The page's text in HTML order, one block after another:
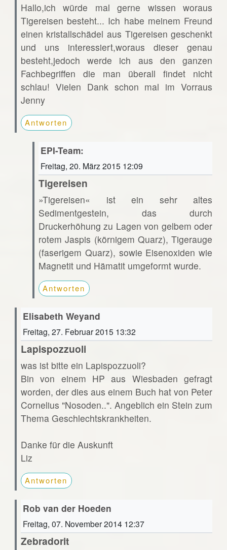
Hallo,ich würde mal gerne wissen woraus
Tigereisen besteht... Ich habe meinem Freund
einen kristallschädel aus Tigereisen geschenkt
und uns interessiert,woraus dieser genau
besteht,jedoch werde ich aus den ganzen
Fachbegriffen die man überall findet nicht
schlau! Vielen Dank schon mal im Vorraus
Jenny
Antworten
EPI-Team:
Freitag, 20. März 2015 12:09
Tigereisen
»Tigereisen« ist ein sehr altes
Sedimentgestein, das durch
Druckerhöhung zu Lagen von gelbem oder
rotem Jaspis (körnigem Quarz), Tigerauge
(faserigem Quarz), sowie Eisenoxiden wie
Magnetit und Hämatit umgeformt wurde.
Antworten
Elisabeth Weyand
Freitag, 27. Februar 2015 13:32
Lapispozzuoli
was ist bitte ein Lapispozzuoli?
Bin von einem HP aus Wiesbaden gefragt
worden, der dies aus einem Buch hat von Peter
Cornelius "Nosoden..". Angeblich ein Stein zum
Thema Geschlechtskrankheiten.
Danke für die Auskunft
Liz
Antworten
Rob van der Hoeden
Freitag, 07. November 2014 12:37
Zebradorit